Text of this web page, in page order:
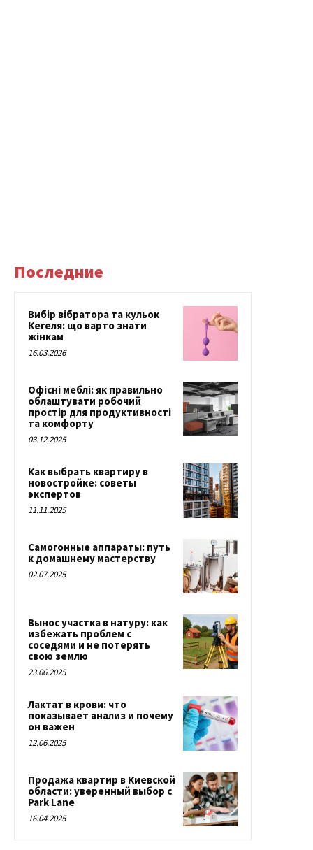
Последние
Вибір вібратора та кульок
Кегеля: що варто знати
жінкам
16.03.2026
Офісні меблі: як правильно
облаштувати робочий
простір для продуктивності
та комфорту
03.12.2025
Как выбрать квартиру в
новостройке: советы
экспертов
11.11.2025
Самогонные аппараты: путь
к домашнему мастерству
02.07.2025
Вынос участка в натуру: как
избежать проблем с
соседями и не потерять
свою землю
23.06.2025
Лактат в крови: что
показывает анализ и почему
он важен
12.06.2025
Продажа квартир в Киевской
области: уверенный выбор с
Park Lane
16.04.2025